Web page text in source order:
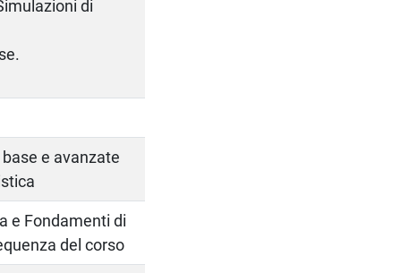
di
e avanzate
e Fondamenti di
del corso